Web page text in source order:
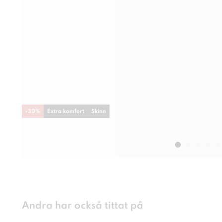
-30% Extra komfort Skinn
Andra har också tittat på